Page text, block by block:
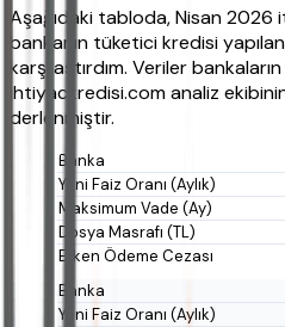
Aşağıdaki tabloda, Nisan 2026
bankanın tüketici kredisi
karşılaştırdım. Veriler
ihtiyackredisi.com analiz
derlenmiştir.